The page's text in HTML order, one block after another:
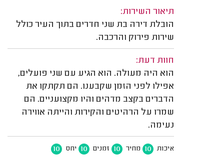
תיאור השירות:
הובלת דירה בת שני חדרים בתוך העיר כולל
שירות פירוק והרכבה.
חוות דעת:
הוא היה מעולה. הוא הגיע עם שני פועלים,
אפילו לפני הזמן שקבענו. הם תקתקו את
הדברים בקצב מדהים והיו מקצועניים. הם
שמרו על הרהיטים והקירות והייתה אווירה
נעימה.
איכות 10 מחיר 10 זמנים 10 יחס 10